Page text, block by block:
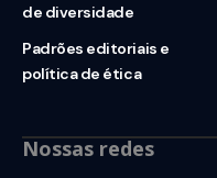
de diversidade
Padrões editoriais e
política de ética
Nossas redes